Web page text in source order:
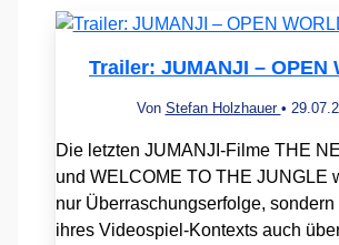
Trailer: JUMANJI – OPEN
Von Stefan Holzhauer •
Die letzten JUMANJI-Filme THE
und WELCOME TO THE JUNGLE
nur Überraschungserfolge,
ihres Videospiel-Kontexts auch